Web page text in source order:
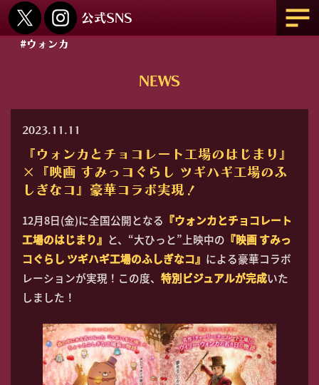
#ウォンカ
NEWS
2023.11.11
『ウォンカとチョコレート工場のはじまり』
×『映画 すみっコぐらし ツギハギ工場のふ
しぎなコ』豪華コラボ実現！
12月8日(金)に全国公開となる 『ウォンカとチョコレート
工場のはじまり』 と、“大ひっと”上映中の 『映画 すみっ
コぐらし ツギハギ工場のふしぎなコ』 による豪華コラボ
レーションが実現！この度、 特別ビジュアルが完成いた
しました！